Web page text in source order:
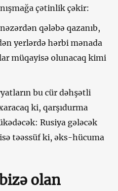
çətinlik çəkir:
qələbə qazanıb,
yerlərdə hərbi mənada
müqayisə olunacaq kimi
bu cür dəhşətli
ki, qarşıdurma
Rusiya gələcək
təəssüf ki, əks-hücuma
olan